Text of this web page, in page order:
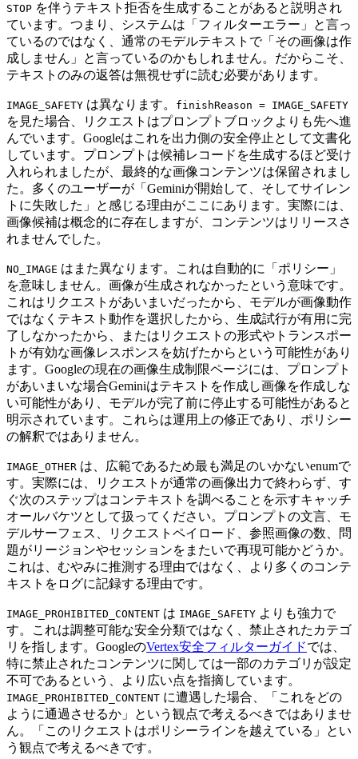
STOP を伴うテキスト拒否を生成することがあると説明され
ています。つまり、システムは「フィルターエラー」と言っ
ているのではなく、通常のモデルテキストで「その画像は作
成しません」と言っているのかもしれません。だからこそ、
テキストのみの返答は無視せずに読む必要があります。
IMAGE_SAFETY は異なります。 finishReason = IMAGE_SAFETY
を見た場合、リクエストはプロンプトブロックよりも先へ進
んでいます。Googleはこれを出力側の安全停止として文書化
しています。プロンプトは候補レコードを生成するほど受け
入れられましたが、最終的な画像コンテンツは保留されまし
た。多くのユーザーが「Geminiが開始して、そしてサイレン
トに失敗した」と感じる理由がここにあります。実際には、
画像候補は概念的に存在しますが、コンテンツはリリースさ
れませんでした。
NO_IMAGE はまた異なります。これは自動的に「ポリシー」
を意味しません。画像が生成されなかったという意味です。
これはリクエストがあいまいだったから、モデルが画像動作
ではなくテキスト動作を選択したから、生成試行が有用に完
了しなかったから、またはリクエストの形式やトランスポー
トが有効な画像レスポンスを妨げたからという可能性があり
ます。Googleの現在の画像生成制限ページには、プロンプト
があいまいな場合Geminiはテキストを作成し画像を作成しな
い可能性があり、モデルが完了前に停止する可能性があると
明示されています。これらは運用上の修正であり、ポリシー
の解釈ではありません。
IMAGE_OTHER は、広範であるため最も満足のいかないenumで
す。実際には、リクエストが通常の画像出力で終わらず、す
ぐ次のステップはコンテキストを調べることを示すキャッチ
オールバケツとして扱ってください。プロンプトの文言、モ
デルサーフェス、リクエストペイロード、参照画像の数、問
題がリージョンやセッションをまたいで再現可能かどうか。
これは、むやみに推測する理由ではなく、より多くのコンテ
キストをログに記録する理由です。
IMAGE_PROHIBITED_CONTENT は IMAGE_SAFETY よりも強力で
す。これは調整可能な安全分類ではなく、禁止されたカテゴ
リを指します。GoogleのVertex安全フィルターガイドでは、
特に禁止されたコンテンツに関しては一部のカテゴリが設定
不可であるという、より広い点を指摘しています。
IMAGE_PROHIBITED_CONTENT に遭遇した場合、「これをどの
ように通過させるか」という観点で考えるべきではありませ
ん。「このリクエストはポリシーラインを越えている」とい
う観点で考えるべきです。